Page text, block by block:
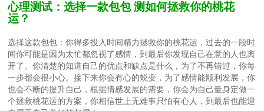
心理测试：选择一款包包 测如何拯救你的桃花
运？
选择这款包包：你得多投入时间精力拯救你的桃花运，过去的一段时
间你可能是因为太忙都忽视了感情，到最后你发现自己在意的人也离
开了。你清楚的知道自己的优点和缺点是什么，为了不再错过，你每
一步都会很小心。接下来你会有心的蜕变，为了感情能顺利发展，你
也会不断的提升自己，根据情感发展的需要，你会为自己量身定做一
个拯救桃花运的方案，你相信世上无难事只怕有心人，到最后也能迎